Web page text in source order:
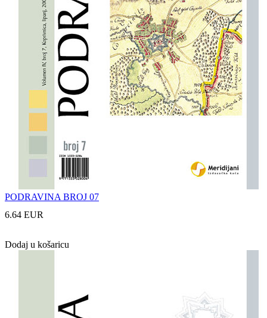
PODRAVINA BROJ 07
6.64 EUR
Dodaj u košaricu